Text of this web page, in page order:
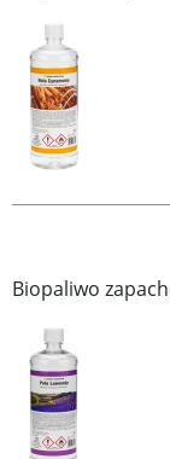
Biopaliwo